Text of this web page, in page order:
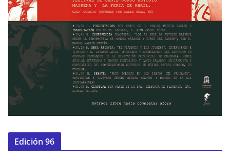
Edición 96